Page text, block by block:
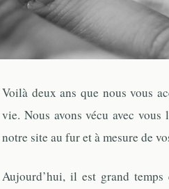
Voilà deux ans que nous vous
vie. Nous avons vécu avec
notre site au fur et à mesure de
Aujourd’hui, il est grand